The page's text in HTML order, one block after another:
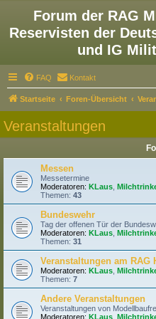
Forum der RAG
Reservisten der
und IG
FAQ Kontakt
Startseite Foren-Übersicht
Veranstaltungen
Messen
Messetermine
Moderatoren: KLaus
Themen: 43
Bundeswehr
Tag der offenen Tür der
Moderatoren: KLaus
Themen: 31
Veranstaltungen am RAG
Moderatoren: KLaus
Themen: 7
Andere Veranstaltungen
Veranstaltungen von
Moderatoren: KLaus